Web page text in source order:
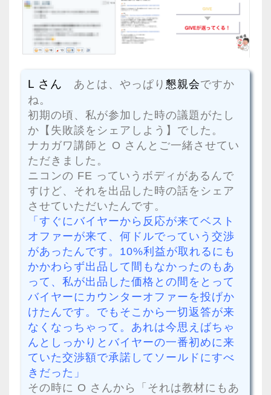
L さん あとは、やっぱり 懇親会ですか
ね。
初期の頃、私が参加した時の議題がたし
か【失敗談をシェアしよう】でした。
ナカガワ講師と O さんとご一緒させてい
ただきました。
ニコンの FE っていうボディがあるんで
すけど、それを出品した時の話をシェア
させていただいたんです。
「すぐにバイヤーから反応が来てベスト
オファーが来て、何ドルでっていう交渉
があったんです。10%利益が取れるにも
かかわらず出品して間もなかったのもあ
って、私が出品した価格との間をとって
バイヤーにカウンターオファーを投げか
けたんです。でもそこから一切返答が来
なくなっちゃって。あれは今思えばちゃ
んとしっかりとバイヤーの一番初めに来
ていた交渉額で承諾してソールドにすべ
きだった」
その時に O さんから「それは教材にもあ